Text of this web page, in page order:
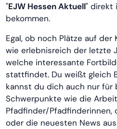
"EJW Hessen Aktuell" direkt
bekommen.
Egal, ob noch Plätze auf
wie erlebnisreich der letzte
welche interessante
stattfindet. Du weißt gleich
kannst du dich auch nur für
Schwerpunkte wie die
Pfadfinder/Pfadfinderinnen,
oder die neuesten News